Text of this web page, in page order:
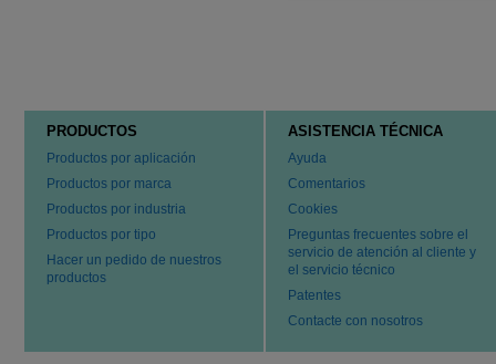
PRODUCTOS
Productos por aplicación
Productos por marca
Productos por industria
Productos por tipo
Hacer un pedido de nuestros
productos
ASISTENCIA TÉCNICA
Ayuda
Comentarios
Cookies
Preguntas frecuentes sobre el
servicio de atención al cliente y
el servicio técnico
Patentes
Contacte con nosotros